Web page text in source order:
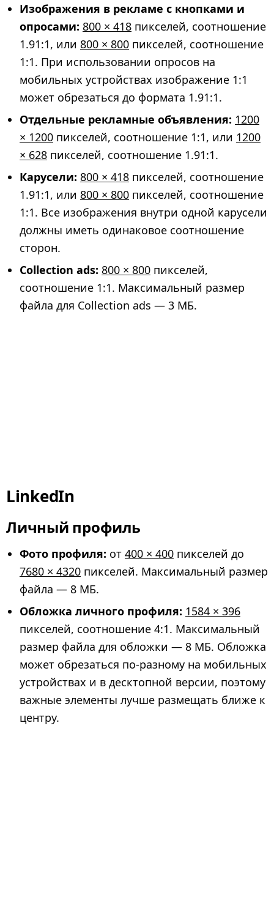
Изображения в рекламе с кнопками и
опросами: 800 × 418 пикселей, соотношение
1.91:1, или 800 × 800 пикселей, соотношение
1:1. При использовании опросов на
мобильных устройствах изображение 1:1
может обрезаться до формата 1.91:1.
Отдельные рекламные объявления: 1200
× 1200 пикселей, соотношение 1:1, или 1200
× 628 пикселей, соотношение 1.91:1.
Карусели: 800 × 418 пикселей, соотношение
1.91:1, или 800 × 800 пикселей, соотношение
1:1. Все изображения внутри одной карусели
должны иметь одинаковое соотношение
сторон.
Collection ads: 800 × 800 пикселей,
соотношение 1:1. Максимальный размер
файла для Collection ads — 3 МБ.
LinkedIn
Личный профиль
Фото профиля: от 400 × 400 пикселей до
7680 × 4320 пикселей. Максимальный размер
файла — 8 МБ.
Обложка личного профиля: 1584 × 396
пикселей, соотношение 4:1. Максимальный
размер файла для обложки — 8 МБ. Обложка
может обрезаться по-разному на мобильных
устройствах и в десктопной версии, поэтому
важные элементы лучше размещать ближе к
центру.